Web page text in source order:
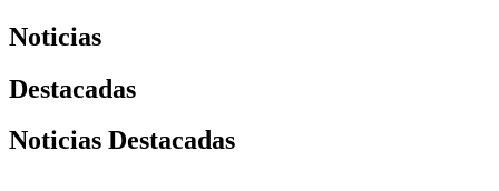
Noticias
Destacadas
Noticias Destacadas